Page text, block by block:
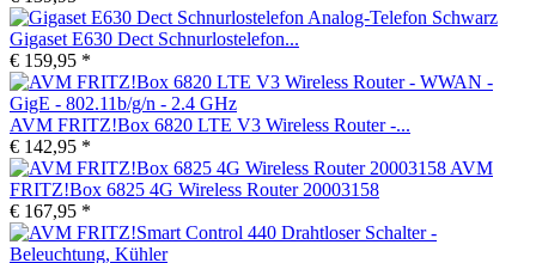
Gigaset E630 Dect Schnurlostelefon...
€ 159,95 *
AVM FRITZ!Box 6820 LTE V3 Wireless Router -...
€ 142,95 *
AVM
FRITZ!Box 6825 4G Wireless Router 20003158
€ 167,95 *